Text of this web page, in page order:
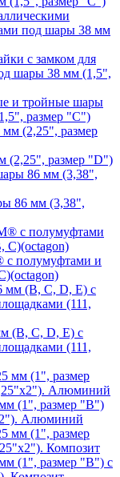
под шары 38 мм
с замком для
шары 38 мм (1,5",
и тройные шары
размер "C")
размер "D")
86 мм (3,38",
c полумуфтами и
(B, C, D, E) с
(111,
(1", размер "B")
Алюминий
(1", размер "B") с